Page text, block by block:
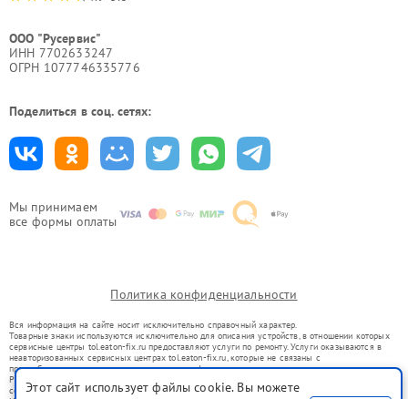
Мы принимаем
все формы оплаты
ООО "Русервис"
ИНН 7702633247
ОГРН 1077746335776
Поделиться в соц. сетях:
Политика конфиденциальности
Вся информация на сайте носит исключительно справочный характер.
Товарные знаки используются исключительно для описания устройств, в отношении которых
сервисные центры tol.eaton-fix.ru предоставляют услуги по ремонту. Услуги оказываются в
неавторизованных сервисных центрах tol.eaton-fix.ru, которые не связаны с
правообладателями товарных знаков или их официальными представителями.
Ремонт осуществляется для устройств, уже введенных в гражданский оборот в соответствии
со статьей 1487 ГК РФ.
Этот сайт использует файлы cookie. Вы можете